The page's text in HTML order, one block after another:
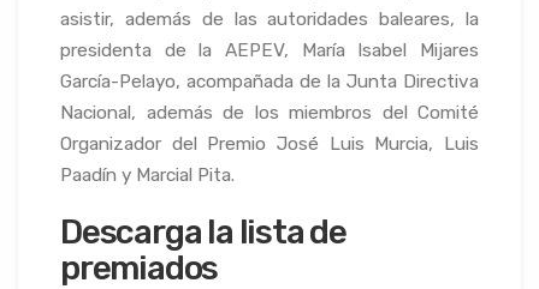
asistir, además de las autoridades baleares, la
presidenta de la AEPEV, María Isabel Mijares
García-Pelayo, acompañada de la Junta Directiva
Nacional, además de los miembros del Comité
Organizador del Premio José Luis Murcia, Luis
Paadín y Marcial Pita.
Descarga la lista de
premiados